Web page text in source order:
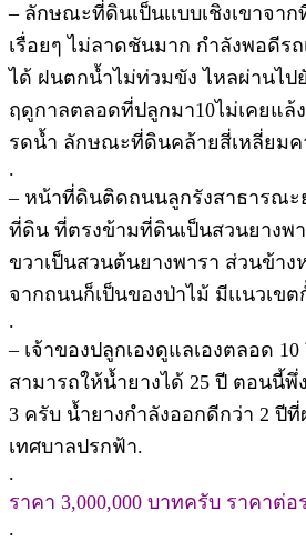
– ลักษณะที่ดินเป็นเเบบเชิงเขาจา
เรื่อยๆ ไม่ลาดชันมาก กำลังพอดีรถ
ได้ ฝนตกน้ำไม่ท่วมขัง ไหลผ่านไ
ฤดูกาลตลอดที่ปลูกมา10ไม่เคยแล้
รดน้ำ ลักษณะที่ดินคล้ายสี่เหลี่ยมค
.
– หน้าที่ดินติดถนนลูกรังสาธารณะ
ที่ดิน ที่ตรงข้ามที่ดินเป็นสวนยางพ
ขวาเป็นสวนต้นยางพารา ส่วนข้า
จากถนนก็เป็นของป่าไม้ มีเเนวเข
.
– เจ้าของปลูกเองดูแลเองตลอด
สามารถให้น้ำยางได้ 25 ปี ตอนนี้พึ่
3 ครับ น้ำยางกำลังออกดีกว่า 2 ปี
เทศบาลปรกฟ้า.
.
ราคา 3,000,000 บาทครับ ราคาต่อ
.